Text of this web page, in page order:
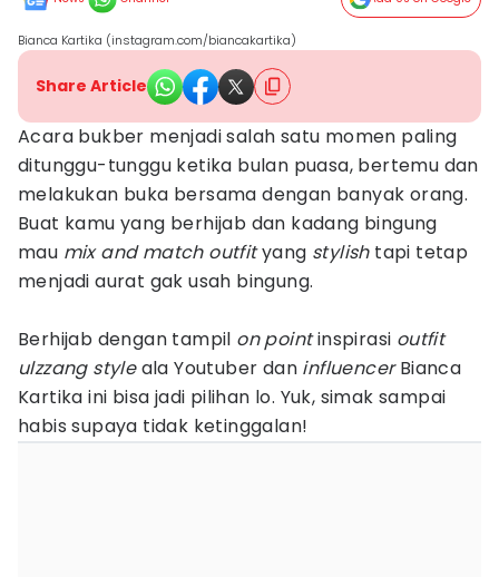
Bianca Kartika (instagram.com/biancakartika)
Share Article
Acara bukber menjadi salah satu momen paling
ditunggu-tunggu ketika bulan puasa, bertemu dan
melakukan buka bersama dengan banyak orang.
Buat kamu yang berhijab dan kadang bingung
mau mix and match outfityang stylishtapi tetap
menjadi aurat gak usah bingung.
Berhijab dengan tampil on pointinspirasi outfit
ulzzang styleala Youtuber dan influencerBianca
Kartika ini bisa jadi pilihan lo. Yuk, simak sampai
habis supaya tidak ketinggalan!